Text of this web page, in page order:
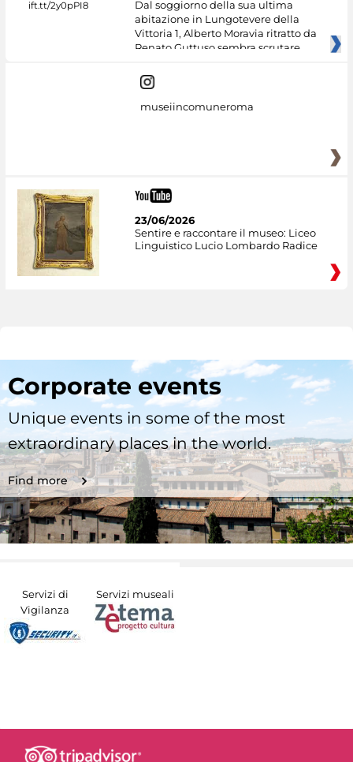
Dal soggiorno della sua ultima
abitazione in Lungotevere della
Vittoria 1, Alberto Moravia ritratto da
Renato Guttuso sembra scrutare
museiincomuneroma
23/06/2026
Sentire e raccontare il museo: Liceo
Linguistico Lucio Lombardo Radice
Corporate events
Unique events in some of the most
extraordinary places in the world.
Find more
Servizi di
Vigilanza
Servizi museali